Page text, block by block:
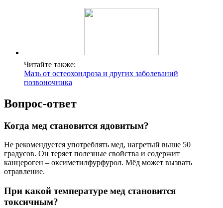
Читайте также:
Мазь от остеохондроза и других заболеваний
позвоночника
Вопрос-ответ
Когда мед становится ядовитым?
Не рекомендуется употреблять мед, нагретый выше 50
градусов. Он теряет полезные свойства и содержит
канцероген – оксиметилфурфурол. Мёд может вызвать
отравление.
При какой температуре мед становится
токсичным?